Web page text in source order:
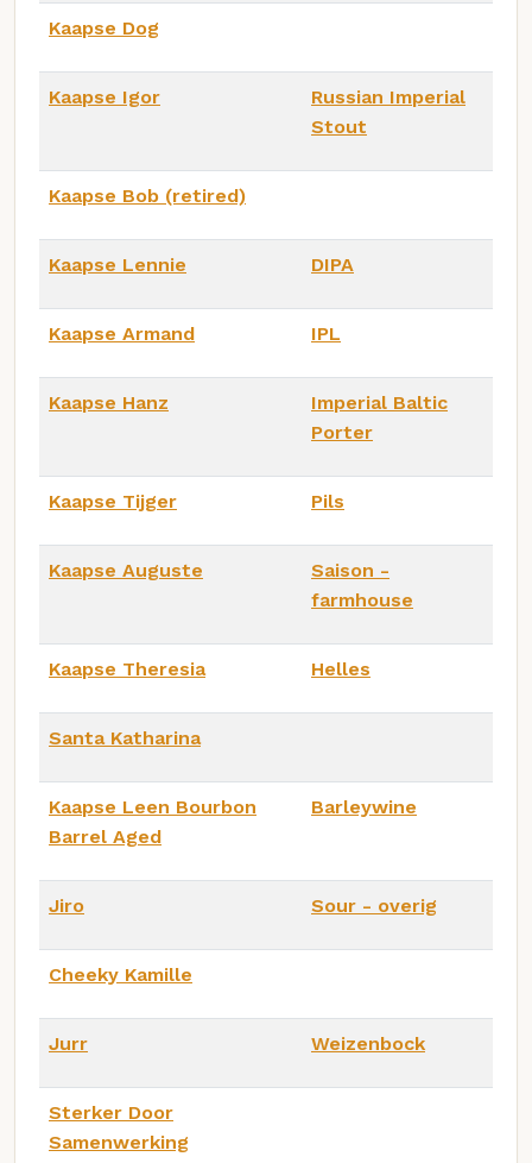
Kaapse Dog
Kaapse Igor
Russian Imperial
Stout
Kaapse Bob (retired)
Kaapse Lennie DIPA
Kaapse Armand IPL
Kaapse Hanz
Imperial Baltic
Porter
Kaapse Tijger Pils
Kaapse Auguste
Saison -
farmhouse
Kaapse Theresia Helles
Santa Katharina
Kaapse Leen Bourbon
Barrel Aged
Barleywine
Jiro Sour - overig
Cheeky Kamille
Jurr Weizenbock
Sterker Door
Samenwerking